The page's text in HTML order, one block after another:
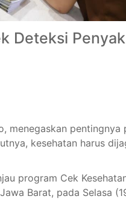
Deteksi
menegaskan pentingnya
kesehatan harus
program Cek
Barat, pada Selasa